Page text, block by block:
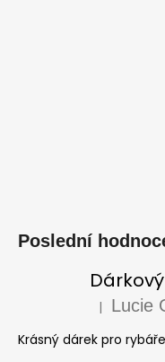
Poslední
Dárkový
Hodnocení
| Lucie
Krásný dárek pro